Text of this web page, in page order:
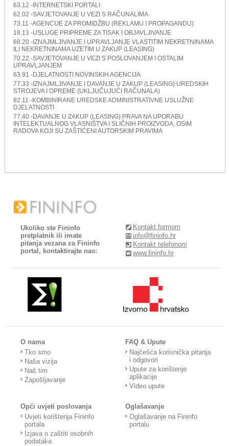
63.12 -INTERNETSKI PORTALI
62.02 -SAVJETOVANJE U VEZI S RAČUNALIMA
73.11 -AGENCIJE ZA PROMIDŽBU (REKLAMU I PROPAGANDU)
18.13 -USLUGE PRIPREME ZA TISAK I OBJAVLJIVANJE
68.20 -IZNAJMLJIVANJE I UPRAVLJANJE VLASTITIM NEKRETNINAMA
ILI NEKRETNINAMA UZETIM U ZAKUP (LEASING)
70.22 -SAVJETOVANJE U VEZI S POSLOVANJEM I OSTALIM
UPRAVLJANJEM
63.91 -DJELATNOSTI NOVINSKIH AGENCIJA
77.33 -IZNAJMLJIVANJE I DAVANJE U ZAKUP (LEASING) UREDSKIH
STROJEVA I OPREME (UKLJUČUJUĆI RAČUNALA)
82.11 -KOMBINIRANE UREDSKE ADMINISTRATIVNE USLUŽNE
DJELATNOSTI
77.40 -DAVANJE U ZAKUP (LEASING) PRAVA NA UPORABU
INTELEKTUALNOG VLASNIŠTVA I SLIČNIH PROIZVODA, OSIM
RADOVA KOJI SU ZAŠTIĆENI AUTORSKIM PRAVIMA
Ukoliko ste Fininfo
pretplatnik ili imate
pitanja vezana za Fininfo
portal, kontaktirajte nas:
Kontakt formom
info@fininfo.hr
Kontakt telefonom
www.fininfo.hr
O nama
Tko smo
Naša vizija
Naš tim
Zapošljavanje
FAQ & Upute
Najčešća korisnička pitanja
i odgovori
Upute za korištenje
aplikacije
Video upute
Opći uvjeti poslovanja
Uvjeti korištenja Fininfo
portala
Izjava o zaštiti osobnih
podataka
Oglašavanje
Oglašavanje na Fininfo
portalu